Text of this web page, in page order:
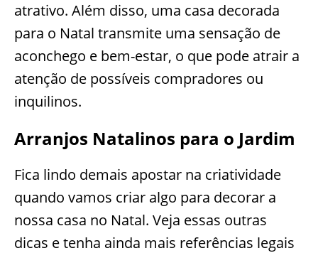
atrativo. Além disso, uma casa decorada
para o Natal transmite uma sensação de
aconchego e bem-estar, o que pode atrair a
atenção de possíveis compradores ou
inquilinos.
Arranjos Natalinos para o Jardim
Fica lindo demais apostar na criatividade
quando vamos criar algo para decorar a
nossa casa no Natal. Veja essas outras
dicas e tenha ainda mais referências legais